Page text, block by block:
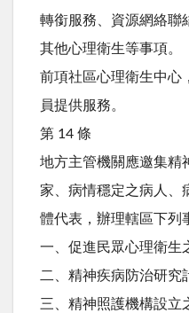
轉銜服務、資源網絡聯
其他心理衛生等事項。
前項社區心理衛生中心
員提供服務。
第 14 條
地方主管機關應邀集精
家、病情穩定之病人、
體代表，辦理轄區下列
一、促進民眾心理衛生
二、精神疾病防治研究
三、精神照護機構設立